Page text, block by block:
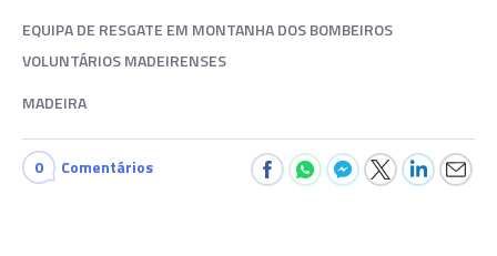
EQUIPA DE RESGATE EM MONTANHA DOS BOMBEIROS
VOLUNTÁRIOS MADEIRENSES
MADEIRA
0 Comentários